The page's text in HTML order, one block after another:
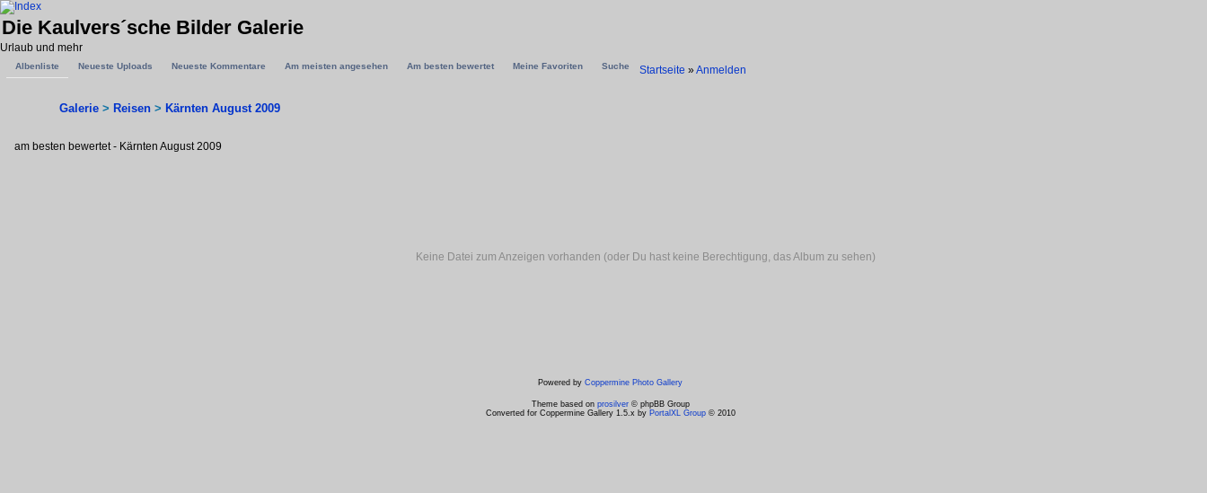
Die Kaulvers´sche Bilder Galerie
Urlaub und mehr
Albenliste Neueste Uploads Neueste Kommentare Am meisten angesehen Am besten bewertet Meine Favoriten Suche Startseite »Anmelden
Galerie > Reisen > Kärnten August 2009
am besten bewertet - Kärnten August 2009
Keine Datei zum Anzeigen vorhanden (oder Du hast keine Berechtigung, das Album zu sehen)
Powered by Coppermine Photo Gallery
Theme based on prosilver© phpBB Group
Converted for Coppermine Gallery 1.5.x by PortalXL Group© 2010